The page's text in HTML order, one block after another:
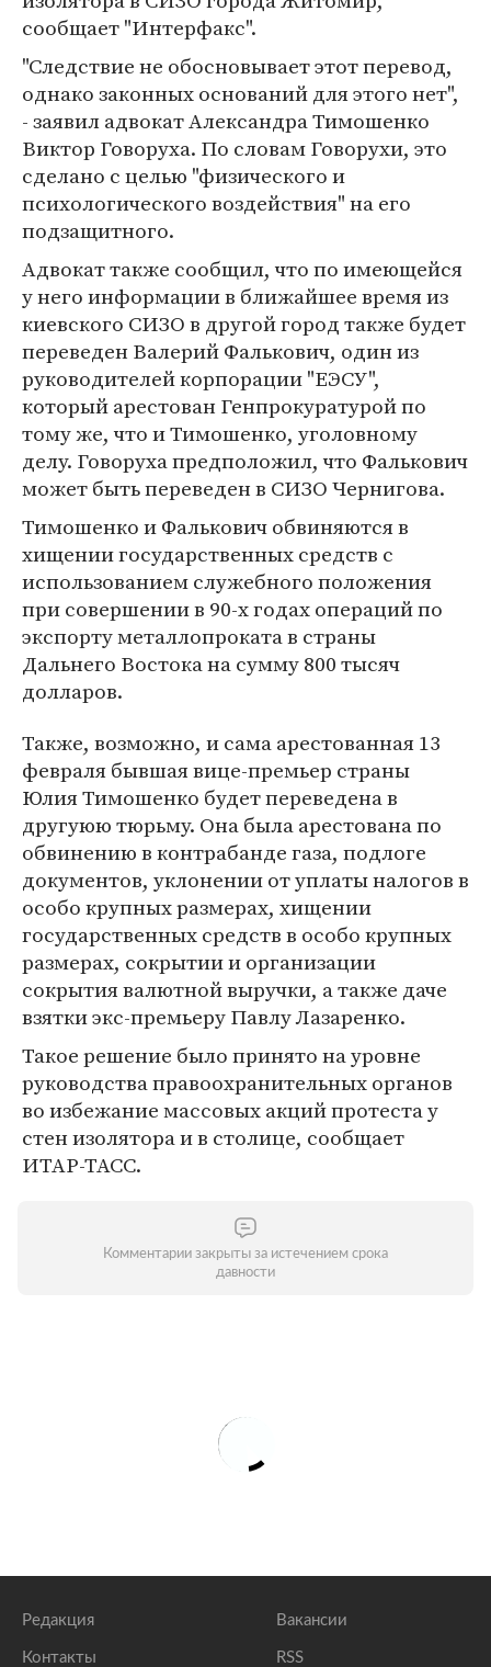
сообщает "Интерфакс".
"Следствие не обосновывает этот перевод,
однако законных оснований для этого нет",
- заявил адвокат Александра Тимошенко
Виктор Говоруха. По словам Говорухи, это
сделано с целью "физического и
психологического воздействия" на его
подзащитного.
Адвокат также сообщил, что по имеющейся
у него информации в ближайшее время из
киевского СИЗО в другой город также будет
переведен Валерий Фалькович, один из
руководителей корпорации "ЕЭСУ",
который арестован Генпрокуратурой по
тому же, что и Тимошенко, уголовному
делу. Говоруха предположил, что Фалькович
может быть переведен в СИЗО Чернигова.
Тимошенко и Фалькович обвиняются в
хищении государственных средств с
использованием служебного положения
при совершении в 90-х годах операций по
экспорту металлопроката в страны
Дальнего Востока на сумму 800 тысяч
долларов.
Также, возможно, и сама арестованная 13
февраля бывшая вице-премьер страны
Юлия Тимошенко будет переведена в
другуюю тюрьму. Она была арестована по
обвинению в контрабанде газа, подлоге
документов, уклонении от уплаты налогов в
особо крупных размерах, хищении
государственных средств в особо крупных
размерах, сокрытии и организации
сокрытия валютной выручки, а также даче
взятки экс-премьеру Павлу Лазаренко.
Такое решение было принято на уровне
руководства правоохранительных органов
во избежание массовых акций протеста у
стен изолятора и в столице, сообщает
ИТАР-ТАСС.
Комментарии закрыты за истечением срока
давности
Редакция
Контакты
Вакансии
RSS